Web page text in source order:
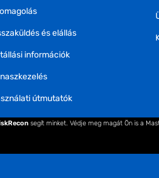
és elállás
információk
útmutatók
segít minket. Védje meg magát Ön is a